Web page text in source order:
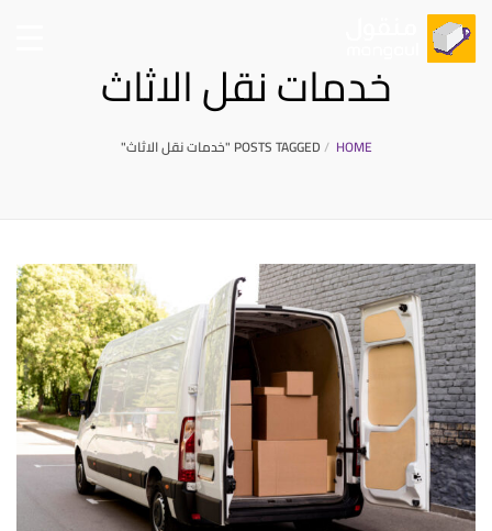
خدمات نقل الاثاث
HOME POSTS TAGGED "خدمات نقل الاثاث"